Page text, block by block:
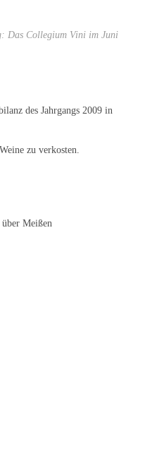
Das Collegium Vini im Juni
des Jahrgangs 2009 in
zu verkosten.
Meißen